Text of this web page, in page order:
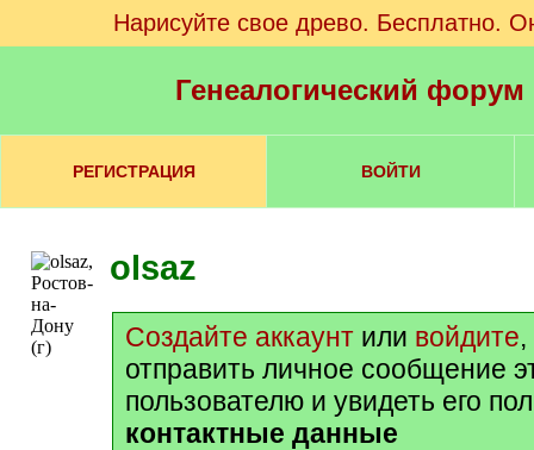
Нарисуйте свое древо. Бесплатно.
Генеалогический
РЕГИСТРАЦИЯ ВОЙТИ
olsaz
Создайте аккаунт или войдите
отправить личное сообщение
пользователю и увидеть его
контактные данные